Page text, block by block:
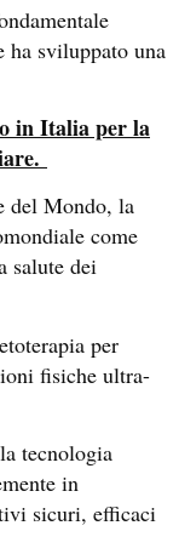
ha sviluppato una
in Italia per la
del Mondo, la
come
salute dei
per
fisiche ultra-
tecnologia
in
sicuri, efficaci